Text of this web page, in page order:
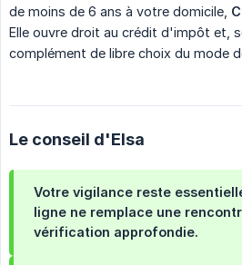
de moins de 6 ans à votre domicile,
Elle ouvre droit au crédit d'impôt et,
complément de libre choix du mode
Le conseil d'Elsa
Votre vigilance reste
ligne ne remplace une
vérification approfondie.